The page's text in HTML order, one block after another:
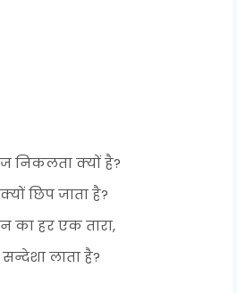
निकलता क्यों है?
छिप जाता है?
का हर एक तारा,
लाता है?